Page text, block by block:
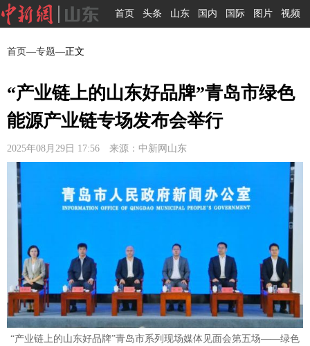
首页 头条 山东 国内 国际 图片 视频
首页—专题—正文
“产业链上的山东好品牌”青岛市绿色
能源产业链专场发布会举行
2025年08月29日 17:56 来源：中新网山东
“产业链上的山东好品牌”青岛市系列现场媒体见面会第五场——绿色